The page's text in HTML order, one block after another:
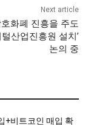
Next article
화폐 진흥을 주도
털산업진흥원 설치’
논의 중
+비트코인 매입 확